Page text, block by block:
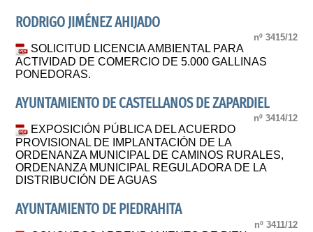
RODRIGO JIMÉNEZ AHIJADO
nº 3415/12
SOLICITUD LICENCIA AMBIENTAL PARA
ACTIVIDAD DE COMERCIO DE 5.000 GALLINAS
PONEDORAS.
AYUNTAMIENTO DE CASTELLANOS DE ZAPARDIEL
nº 3414/12
EXPOSICIÓN PÚBLICA DEL ACUERDO
PROVISIONAL DE IMPLANTACIÓN DE LA
ORDENANZA MUNICIPAL DE CAMINOS RURALES,
ORDENANZA MUNICIPAL REGULADORA DE LA
DISTRIBUCIÓN DE AGUAS
AYUNTAMIENTO DE PIEDRAHITA
nº 3411/12